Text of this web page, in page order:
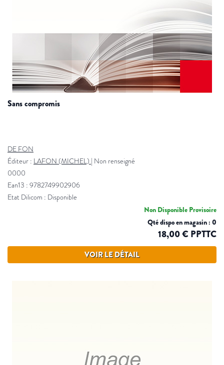
sans compromis
DE FON
Éditeur : LAFON (MICHEL) | Non renseigné
0000
Ean13 : 9782749902906
Etat Dilicom : Disponible
Non Disponible Provisoire
Qté dispo en magasin : 0
18,00 € PPTTC
VOIR LE DÉTAIL